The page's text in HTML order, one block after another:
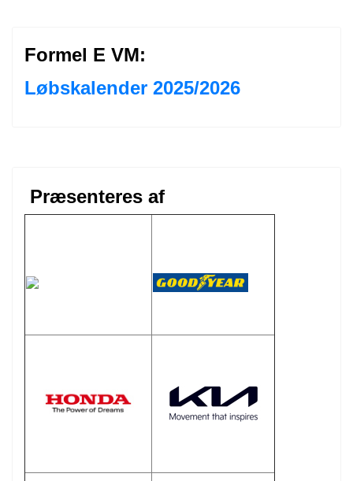
Formel E VM:
Løbskalender 2025/2026
Præsenteres af